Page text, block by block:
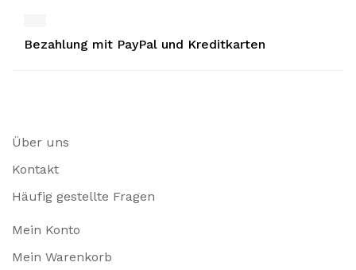
Bezahlung mit PayPal und Kreditkarten
Über uns
Kontakt
Häufig gestellte Fragen
Mein Konto
Mein Warenkorb